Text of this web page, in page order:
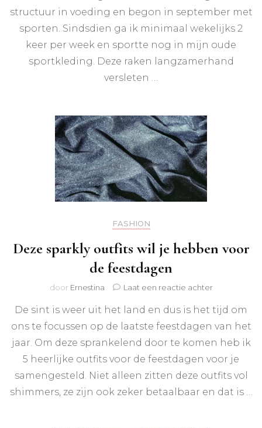
structuur in voeding en begon in september met
sporten. Sindsdien ga ik minimaal wekelijks 2
keer per week en sportte nog in mijn oude
sportkleding. Deze raken langzamerhand
versleten …
FASHION
Deze sparkly outfits wil je hebben voor
de feestdagen
door Ernestina Laat een reactie achterop
sparkly
je
hebben
de
feestdagen
De sint is weer uit het land en dus is het tijd om
ons te focussen op de laatste feestdagen van het
jaar. Om deze sprankelend door te komen heb ik
5 heerlijke outfits voor de feestdagen voor je
samengesteld. Niet alleen zitten deze outfits vol
shimmers, ze zijn ook zeker betaalbaar en dat is …